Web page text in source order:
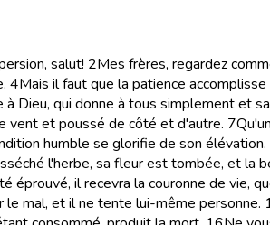
salut! 2Mes frères, regardez
4Mais il faut que la patience
Dieu, qui donne à tous simplement et
vent et poussé de côté et d'autre. 7
humble se glorifie de son élévation.
l'herbe, sa fleur est tombée, et la
il recevra la couronne de vie,
mal, et il ne tente lui-même personne.